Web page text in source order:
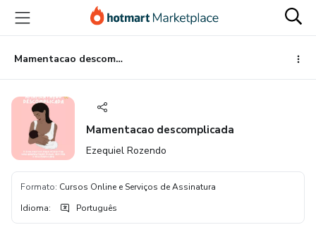
para
conteúdo
principal
para
pagamento
para
rodapé
Mamentacao descomplicada
Mamentacao descomplicada
Ezequiel Rozendo
Formato: Cursos Online e Serviços de Assinatura
Idioma: Português